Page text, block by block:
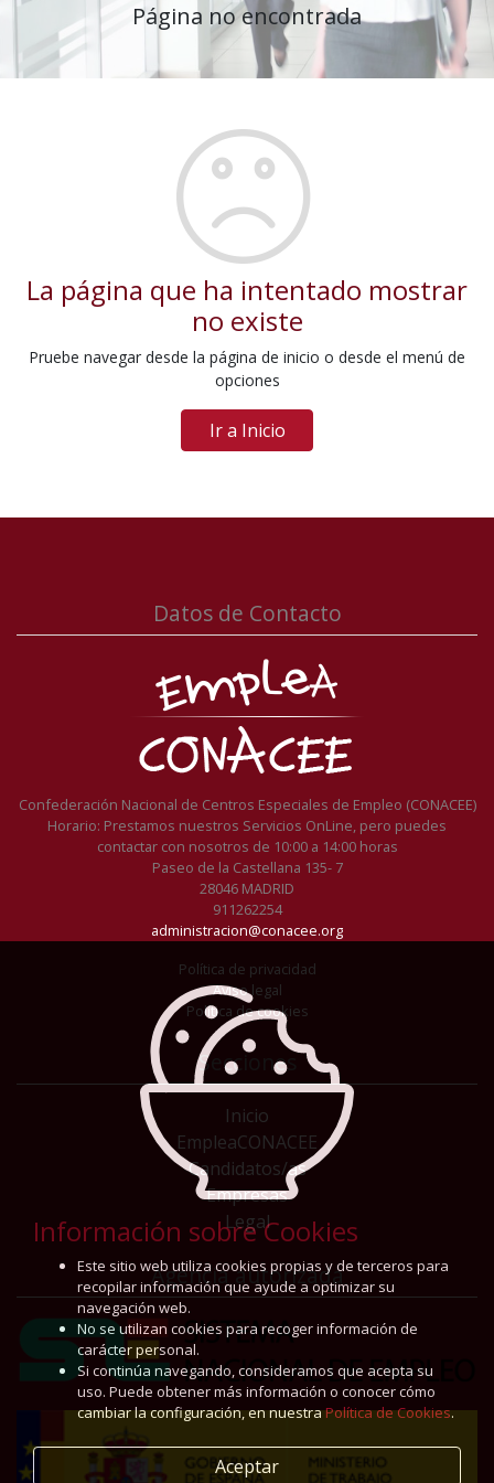
Página no encontrada
La página que ha intentado mostrar
no existe
Pruebe navegar desde la página de inicio o desde el menú de
opciones
Ir a Inicio
Datos de Contacto
Confederación Nacional de Centros Especiales de Empleo (CONACEE)
Horario: Prestamos nuestros Servicios OnLine, pero puedes
contactar con nosotros de 10:00 a 14:00 horas
Paseo de la Castellana 135- 7
28046 MADRID
911262254
administracion@conacee.org
Política de privacidad
Aviso legal
Política de cookies
Secciones
Inicio
EmpleaCONACEE
Candidatos/as
Empresas
Legal
Agencia autorizada
Información sobre Cookies
Este sitio web utiliza cookies propias y de terceros para
recopilar información que ayude a optimizar su
navegación web.
No se utilizan cookies para recoger información de
carácter personal.
Si continúa navegando, consideramos que acepta su
uso. Puede obtener más información o conocer cómo
cambiar la configuración, en nuestraPolítica de Cookies.
Aceptar